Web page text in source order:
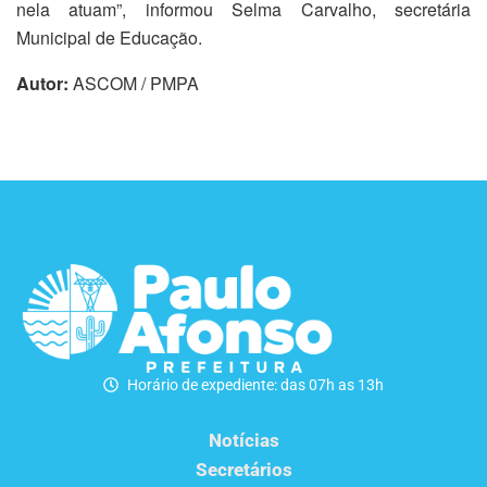
nela atuam”, informou Selma Carvalho, secretária
Municipal de Educação.
Autor: ASCOM / PMPA
Horário de expediente: das 07h as 13h
Notícias
Secretários